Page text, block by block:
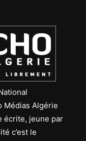
Médias Algérie
écrite, jeune par
c’est le